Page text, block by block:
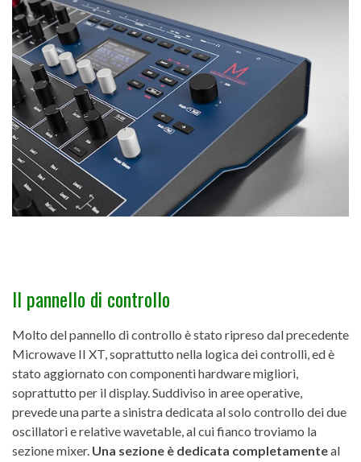
Il pannello di controllo
Molto del pannello di controllo è stato ripreso dal precedente
Microwave II XT, soprattutto nella logica dei controlli, ed è
stato aggiornato con componenti hardware migliori,
soprattutto per il display. Suddiviso in aree operative,
prevede una parte a sinistra dedicata al solo controllo dei due
oscillatori e relative wavetable, al cui fianco troviamo la
sezione mixer. Una sezione è dedicata completamenteal